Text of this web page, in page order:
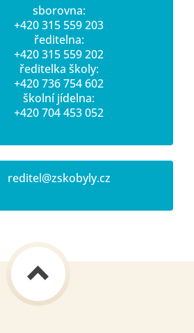
sborovna:
+420 315 559 203
ředitelna:
+420 315 559 202
ředitelka školy:
+420 736 754 602
školní jídelna:
+420 704 453 052
reditel@zskobyly.cz